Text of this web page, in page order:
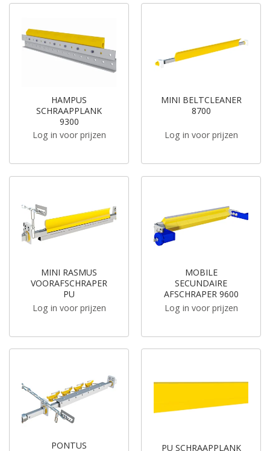
HAMPUS
SCHRAAPPLANK
9300
Log in voor prijzen
MINI BELTCLEANER
8700
Log in voor prijzen
MINI RASMUS
VOORAFSCHRAPER
PU
Log in voor prijzen
MOBILE
SECUNDAIRE
AFSCHRAPER 9600
Log in voor prijzen
PONTUS
PU SCHRAAPPLANK